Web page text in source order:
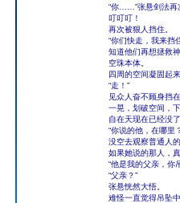
“你……”张悬剑法再
叮叮叮！
再次被狠人挡住。
“你们快走，我来
知道他们再想拯救
空珠本体。
四周的空间凝固起
“走！”
见众人奋不顾身挡
一晃，划破空间，
自在天现在已经没
“你说的他，在哪里
没空去观察普通人
如果她说的那人，
“他是我的父亲，
“父亲？”
张悬恍然大悟。
难怪一直觉得吊坠